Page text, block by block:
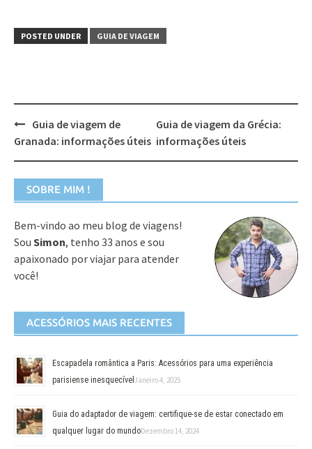
úteis
POSTED UNDER GUIA DE VIAGEM
Post
navigation
Guia de viagem de
Granada: informações úteis
Guia de viagem da Grécia:
informações úteis
SOBRE MIM !
Bem-vindo ao meu blog de viagens!
Sou Simon, tenho 33 anos e sou
apaixonado por viajar para atender
você!
ACESSÓRIOS MAIS RECENTES
Escapadela romântica a Paris: Acessórios para uma experiência
parisiense inesquecível Janeiro 4, 2025
Guia do adaptador de viagem: certifique-se de estar conectado em
qualquer lugar do mundoDezembro 14, 2024